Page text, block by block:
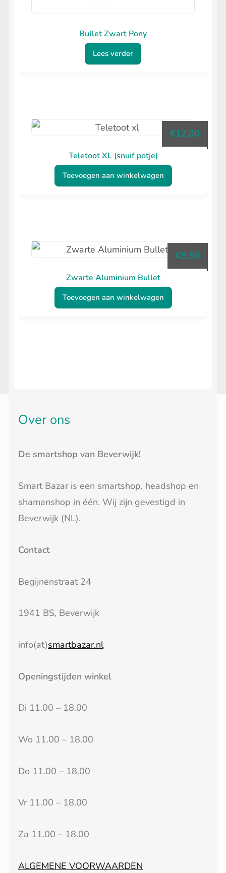
Bullet Zwart Pony
Lees verder
Teletoot XL (snuif potje)
€12.00
Toevoegen aan winkelwagen
Zwarte Aluminium Bullet
€9.50
Toevoegen aan winkelwagen
Over ons
De smartshop van Beverwijk!
Smart Bazar is een smartshop, headshop en
shamanshop in één. Wij zijn gevestigd in
Beverwijk (NL).
Contact
Begijnenstraat 24
1941 BS, Beverwijk
info(at)smartbazar.nl
Openingstijden winkel
Di 11.00 – 18.00
Wo 11.00 – 18.00
Do 11.00 – 18.00
Vr 11.00 – 18.00
Za 11.00 – 18.00
ALGEMENE VOORWAARDEN